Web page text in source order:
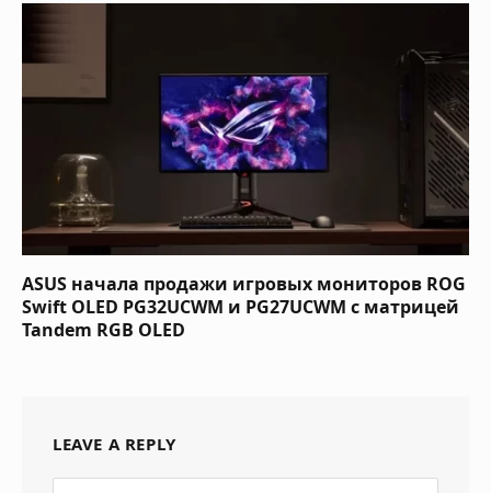
ASUS начала продажи игровых мониторов ROG
Swift OLED PG32UCWM и PG27UCWM с матрицей
Tandem RGB OLED
LEAVE A REPLY